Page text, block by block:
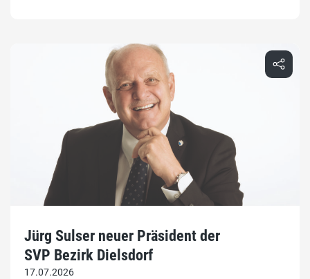
Jürg Sulser neuer Präsident der
SVP Bezirk Dielsdorf
17.07.2026